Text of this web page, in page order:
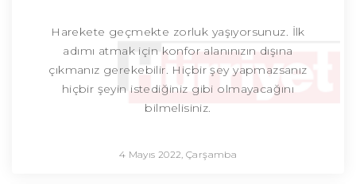
Harekete geçmekte zorluk yaşıyorsunuz. İlk
adımı atmak için konfor alanınızın dışına
çıkmanız gerekebilir. Hiçbir şey yapmazsanız
hiçbir şeyin istediğiniz gibi olmayacağını
bilmelisiniz.
4 Mayıs 2022, Çarşamba